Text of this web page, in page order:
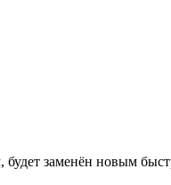
будет заменён новым